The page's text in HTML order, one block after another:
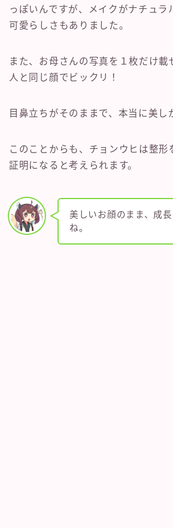
っぽいんですが、メイクがナチュラ
可愛らしさもありました。
また、お母さんの写真を１枚だけ載
人と同じ顔でビックリ！
目鼻立ちがそのままで、本当に美し
このことからも、チョンウヒは整形
証明になると考えられます。
美しいお顔のまま、成
ね。